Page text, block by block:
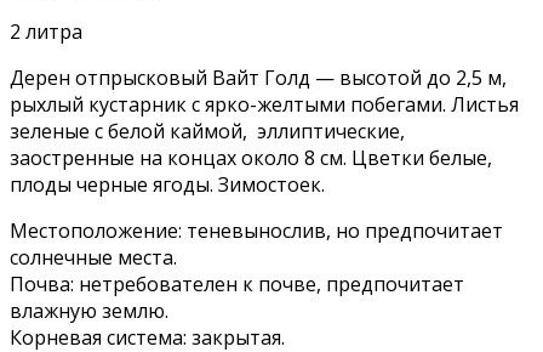
2 литра
Дерен отпрысковый Вайт Голд — высотой до 2,5 м,
рыхлый кустарник с ярко-желтыми побегами. Листья
зеленые с белой каймой, эллиптические,
заостренные на концах около 8 см. Цветки белые,
плоды черные ягоды. Зимостоек.
Местоположение: теневынослив, но предпочитает
солнечные места.
Почва: нетребователен к почве, предпочитает
влажную землю.
Корневая система: закрытая.